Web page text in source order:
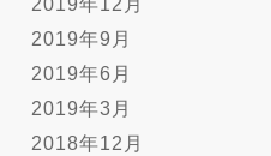
2019年12月
2019年9月
2019年6月
2019年3月
2018年12月